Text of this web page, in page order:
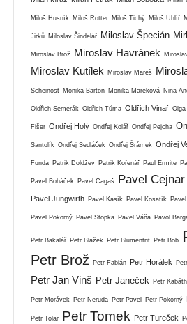
Miloš Husník Miloš Rotter Miloš Tichý Miloš Uhlíř
Jirků Miloslav Šindelář Miloslav Špecián
Miroslav Brož Miroslav Havránek
Miroslav Kutílek Miroslav Mareš
Scheinost Monika Barton Monika Mareková Nina
Oldřich Semerák Oldřich Tůma Oldřich Vinař
Fišer Ondřej Holý Ondřej Kolář Ondřej Pejcha
Santolík Ondřej Sedláček Ondřej Šrámek Ondřej
Funda Patrik Doldžev Patrik Kořenář Paul Ermite
Pavel Boháček Pavel Cagaš Pavel Cejnar
Pavel Jungwirth Pavel Kasík Pavel Kosatík
Pavel Pokorný Pavel Stopka Pavel Váňa Pavol
Petr Bakalář Petr Blažek Petr Blumentrit Petr Bob
Petr Brož Petr Fabián Petr Horálek
Petr Jan Vinš Petr Janeček Petr Kabáth
Petr Morávek Petr Neruda Petr Pavel Petr Pokorný
Petr Tolar Petr Tomek Petr Tureček